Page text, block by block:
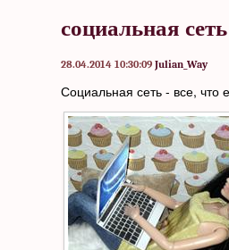
социальная сеть
28.04.2014 10:30:09 Julian_Way
Социальная сеть - все, что